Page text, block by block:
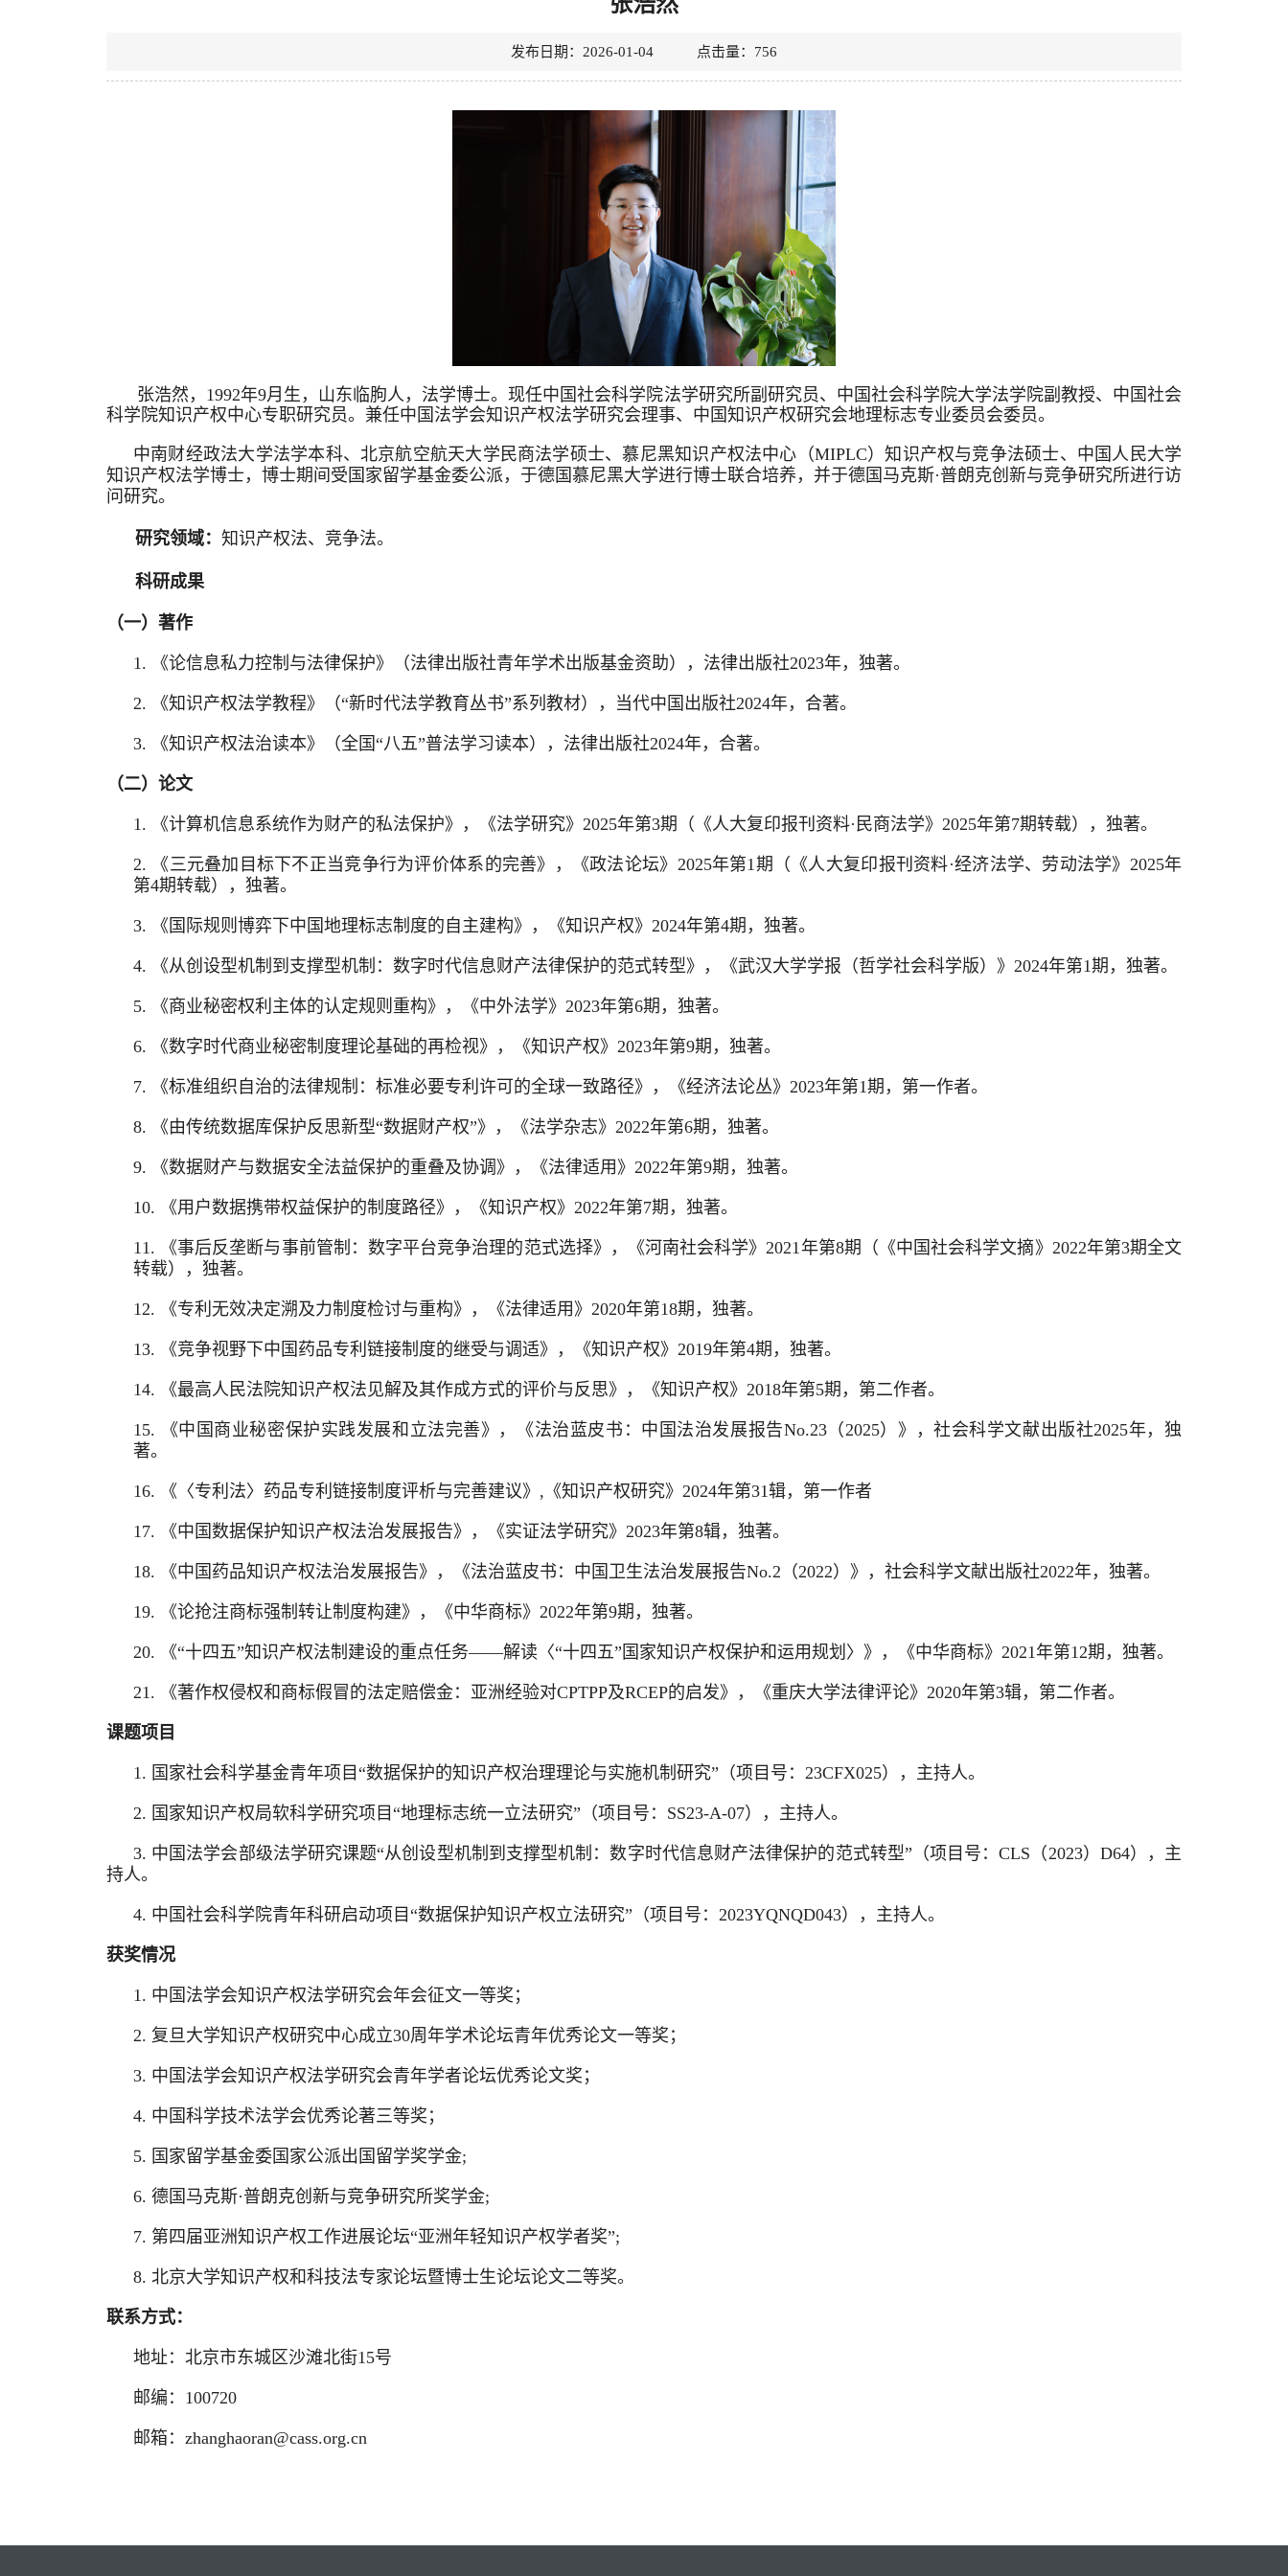
发布日期：2026-01-04 点击量： 756
张浩然，1992年9月生，山东临朐人，法学博士。现任中国社会科学院法学研究所副研究员、中国社会科学院大学法学院副教授、中国社会
科学院知识产权中心专职研究员。兼任中国法学会知识产权法学研究会理事、中国知识产权研究会地理标志专业委员会委员。
中南财经政法大学法学本科、北京航空航天大学民商法学硕士、慕尼黑知识产权法中心（MIPLC）知识产权与竞争法硕士、中国人民大学
知识产权法学博士，博士期间受国家留学基金委公派，于德国慕尼黑大学进行博士联合培养，并于德国马克斯·普朗克创新与竞争研究所进行访
问研究。
研究领域： 知识产权法、竞争法。
科研成果
（一）著作
1. 《论信息私力控制与法律保护》（法律出版社青年学术出版基金资助），法律出版社2023年，独著。
2. 《知识产权法学教程》（“新时代法学教育丛书”系列教材），当代中国出版社2024年，合著。
3. 《知识产权法治读本》（全国“八五”普法学习读本），法律出版社2024年，合著。
（二）论文
1. 《计算机信息系统作为财产的私法保护》，《法学研究》2025年第3期（《人大复印报刊资料·民商法学》2025年第7期转载），独著。
2.
《三元叠加目标下不正当竞争行为评价体系的完善》，《政法论坛》2025年第1期（《人大复印报刊资料·经济法学、劳动法学》2025年
第4期转载），独著。
3. 《国际规则博弈下中国地理标志制度的自主建构》，《知识产权》2024年第4期，独著。
4. 《从创设型机制到支撑型机制：数字时代信息财产法律保护的范式转型》，《武汉大学学报（哲学社会科学版）》2024年第1期，独著。
5. 《商业秘密权利主体的认定规则重构》，《中外法学》2023年第6期，独著。
6. 《数字时代商业秘密制度理论基础的再检视》，《知识产权》2023年第9期，独著。
7. 《标准组织自治的法律规制：标准必要专利许可的全球一致路径》，《经济法论丛》2023年第1期，第一作者。
8. 《由传统数据库保护反思新型“数据财产权”》，《法学杂志》2022年第6期，独著。
9. 《数据财产与数据安全法益保护的重叠及协调》，《法律适用》2022年第9期，独著。
10. 《用户数据携带权益保护的制度路径》，《知识产权》2022年第7期，独著。
11.
《事后反垄断与事前管制：数字平台竞争治理的范式选择》，《河南社会科学》2021年第8期（《中国社会科学文摘》2022年第3期全文
转载），独著。
12. 《专利无效决定溯及力制度检讨与重构》，《法律适用》2020年第18期，独著。
13. 《竞争视野下中国药品专利链接制度的继受与调适》，《知识产权》2019年第4期，独著。
14. 《最高人民法院知识产权法见解及其作成方式的评价与反思》，《知识产权》2018年第5期，第二作者。
15.
《中国商业秘密保护实践发展和立法完善》，《法治蓝皮书：中国法治发展报告No.23（2025）》，社会科学文献出版社2025年，独
著。
16. 《〈专利法〉药品专利链接制度评析与完善建议》,《知识产权研究》2024年第31辑，第一作者
17. 《中国数据保护知识产权法治发展报告》，《实证法学研究》2023年第8辑，独著。
18. 《中国药品知识产权法治发展报告》，《法治蓝皮书：中国卫生法治发展报告No.2（2022）》，社会科学文献出版社2022年，独著。
19. 《论抢注商标强制转让制度构建》，《中华商标》2022年第9期，独著。
20. 《“十四五”知识产权法制建设的重点任务——解读〈“十四五”国家知识产权保护和运用规划〉》，《中华商标》2021年第12期，独著。
21. 《著作权侵权和商标假冒的法定赔偿金：亚洲经验对CPTPP及RCEP的启发》，《重庆大学法律评论》2020年第3辑，第二作者。
课题项目
1. 国家社会科学基金青年项目“数据保护的知识产权治理理论与实施机制研究”（项目号：23CFX025），主持人。
2. 国家知识产权局软科学研究项目“地理标志统一立法研究”（项目号：SS23-A-07），主持人。
3. 中国法学会部级法学研究课题“从创设型机制到支撑型机制：数字时代信息财产法律保护的范式转型”（项目号：CLS（2023）D64），主
持人。
4. 中国社会科学院青年科研启动项目“数据保护知识产权立法研究”（项目号：2023YQNQD043），主持人。
获奖情况
1. 中国法学会知识产权法学研究会年会征文一等奖；
2. 复旦大学知识产权研究中心成立30周年学术论坛青年优秀论文一等奖；
3. 中国法学会知识产权法学研究会青年学者论坛优秀论文奖；
4. 中国科学技术法学会优秀论著三等奖；
5. 国家留学基金委国家公派出国留学奖学金;
6. 德国马克斯·普朗克创新与竞争研究所奖学金;
7. 第四届亚洲知识产权工作进展论坛“亚洲年轻知识产权学者奖”;
8. 北京大学知识产权和科技法专家论坛暨博士生论坛论文二等奖。
联系方式：
地址：北京市东城区沙滩北街15号
邮编：100720
邮箱：zhanghaoran@cass.org.cn